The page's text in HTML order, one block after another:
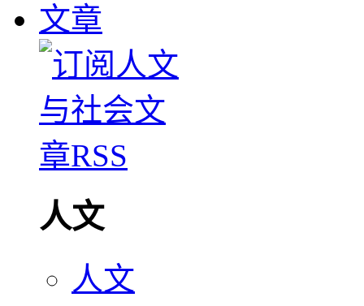
文章
人文
人文